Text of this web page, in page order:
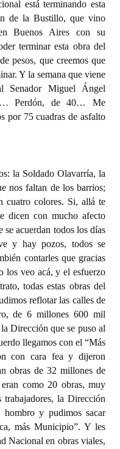
está terminando esta
de la Bustillo, que vino
Buenos Aires con su
terminar esta obra del
pesos, que creemos que
Y la semana que viene
Senador Miguel Ángel
Perdón, de 40… Me
por 75 cuadras de asfalto
la Soldado Olavarría, la
nos faltan de los barrios;
cuatro colores. Si, allá te
con mucho afecto
se acuerdan todos los días
y hay pozos, todos se
contarles que gracias
los veo acá, y el esfuerzo
todas estas obras del
reflotar las calles de
de 6 millones 600 mil
Dirección que se puso al
llegamos con el “Más
con cara fea y dijeron
obras de 32 millones de
como 20 obras, muy
la Dirección
y pudimos sacar
más Municipio”. Y les
Nacional en obras viales,